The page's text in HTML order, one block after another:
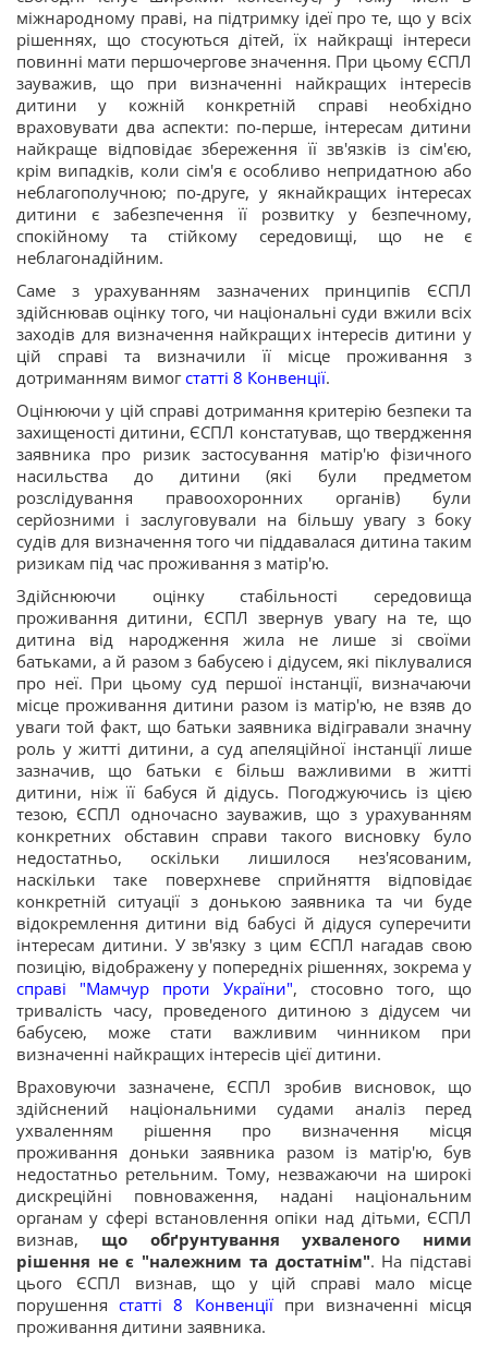
міжнародному праві, на підтримку ідеї про те, що у всіх
рішеннях, що стосуються дітей, їх найкращі інтереси
повинні мати першочергове значення. При цьому ЄСПЛ
зауважив, що при визначенні найкращих інтересів
дитини у кожній конкретній справі необхідно
враховувати два аспекти: по-перше, інтересам дитини
найкраще відповідає збереження її зв'язків із сім'єю,
крім випадків, коли сім'я є особливо непридатною або
неблагополучною; по-друге, у якнайкращих інтересах
дитини є забезпечення її розвитку у безпечному,
спокійному та стійкому середовищі, що не є
неблагонадійним.
Саме з урахуванням зазначених принципів ЄСПЛ
здійснював оцінку того, чи національні суди вжили всіх
заходів для визначення найкращих інтересів дитини у
цій справі та визначили її місце проживання з
дотриманням вимогстатті 8 Конвенції.
Оцінюючи у цій справі дотримання критерію безпеки та
захищеності дитини, ЄСПЛ констатував, що твердження
заявника про ризик застосування матір'ю фізичного
насильства до дитини (які були предметом
розслідування правоохоронних органів) були
серйозними і заслуговували на більшу увагу з боку
судів для визначення того чи піддавалася дитина таким
ризикам під час проживання з матір'ю.
Здійснюючи оцінку стабільності середовища
проживання дитини, ЄСПЛ звернув увагу на те, що
дитина від народження жила не лише зі своїми
батьками, а й разом з бабусею і дідусем, які піклувалися
про неї. При цьому суд першої інстанції, визначаючи
місце проживання дитини разом із матір'ю, не взяв до
уваги той факт, що батьки заявника відігравали значну
роль у житті дитини, а суд апеляційної інстанції лише
зазначив, що батьки є більш важливими в житті
дитини, ніж її бабуся й дідусь. Погоджуючись із цією
тезою, ЄСПЛ одночасно зауважив, що з урахуванням
конкретних обставин справи такого висновку було
недостатньо, оскільки лишилося нез'ясованим,
наскільки таке поверхневе сприйняття відповідає
конкретній ситуації з донькою заявника та чи буде
відокремлення дитини від бабусі й дідуся суперечити
інтересам дитини. У зв'язку з цим ЄСПЛ нагадав свою
позицію, відображену у попередніх рішеннях, зокрема у
справі "Мамчур проти України", стосовно того, що
тривалість часу, проведеного дитиною з дідусем чи
бабусею, може стати важливим чинником при
визначенні найкращих інтересів цієї дитини.
Враховуючи зазначене, ЄСПЛ зробив висновок, що
здійснений національними судами аналіз перед
ухваленням рішення про визначення місця
проживання доньки заявника разом із матір'ю, був
недостатньо ретельним. Тому, незважаючи на широкі
дискреційні повноваження, надані національним
органам у сфері встановлення опіки над дітьми, ЄСПЛ
визнав, що обґрунтування ухваленого ними
рішення не є "належним та достатнім". На підставі
цього ЄСПЛ визнав, що у цій справі мало місце
порушеннястатті 8 Конвенціїпри визначенні місця
проживання дитини заявника.